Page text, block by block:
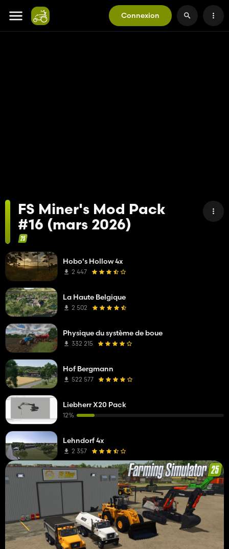
Connexion
FS Miner's Mod Pack
#16 (mars 2026)
Hobo's Hollow 4x
2 447
La Haute Belgique
2 502
Physique du système de boue
332 215
Hof Bergmann
522 577
Liebherr X20 Pack
12%
Lehndorf 4x
2 357